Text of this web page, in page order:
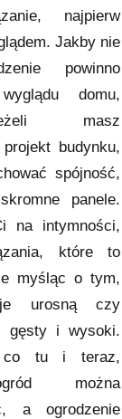
najpierw
Jakby nie
powinno
domu,
masz
budynku,
spójność,
panele.
na intymności,
które to
myśląc o tym,
urosną czy
gęsty i wysoki.
tu i teraz,
można
a ogrodzenie